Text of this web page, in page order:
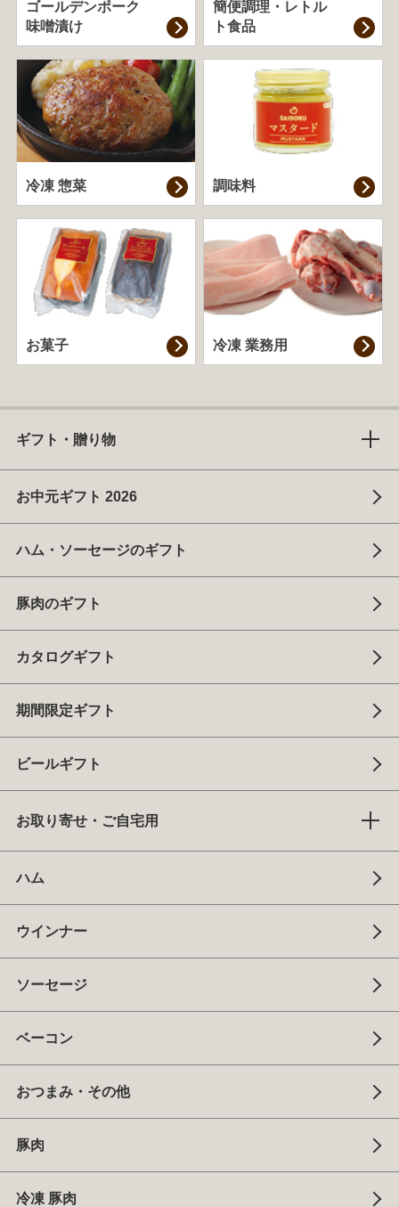
ゴールデンポーク
味噌漬け
簡便調理・ レトル
ト食品
冷凍 惣菜 調味料
お菓子 冷凍 業務用
ギフト・贈り物
お中元ギフト 2026
ハム・ソーセージのギフト
豚肉のギフト
カタログギフト
期間限定ギフト
ビールギフト
お取り寄せ・ご自宅用
ハム
ウインナー
ソーセージ
ベーコン
おつまみ・その他
豚肉
冷凍 豚肉